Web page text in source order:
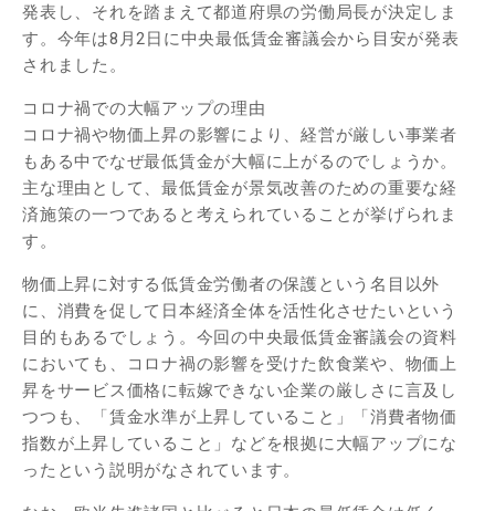
発表し、それを踏まえて都道府県の労働局長が決定しま
す。今年は8月2日に中央最低賃金審議会から目安が発表
されました。
コロナ禍での大幅アップの理由
コロナ禍や物価上昇の影響により、経営が厳しい事業者
もある中でなぜ最低賃金が大幅に上がるのでしょうか。
主な理由として、最低賃金が景気改善のための重要な経
済施策の一つであると考えられていることが挙げられま
す。
物価上昇に対する低賃金労働者の保護という名目以外
に、消費を促して日本経済全体を活性化させたいという
目的もあるでしょう。今回の中央最低賃金審議会の資料
においても、コロナ禍の影響を受けた飲食業や、物価上
昇をサービス価格に転嫁できない企業の厳しさに言及し
つつも、「賃金水準が上昇していること」「消費者物価
指数が上昇していること」などを根拠に大幅アップにな
ったという説明がなされています。